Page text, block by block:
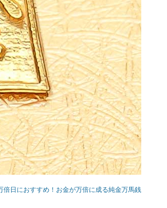
倍日におすすめ！お金が万倍に成る純金万馬銭